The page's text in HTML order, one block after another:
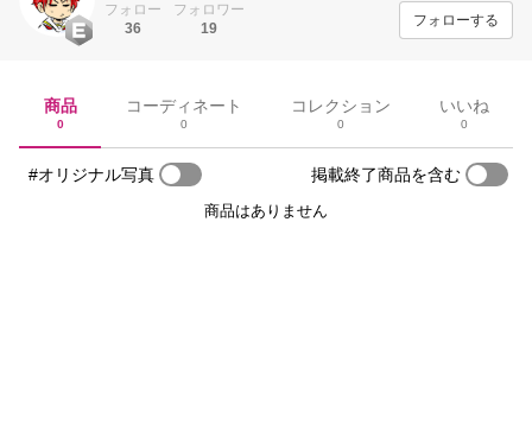
フォロー
36
フォロワー
19
フォローする
商品
0
コーディネート
0
コレクション
0
いいね
0
#オリジナル写真 掲載終了商品を含む
商品はありません